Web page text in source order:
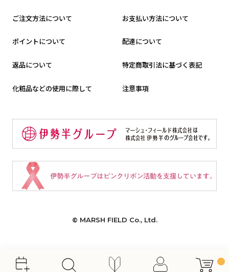
ご注文方法について お支払い方法について
ポイントについて 配達について
返品について 特定商取引法に基づく表記
化粧品などの使用に際して 注意事項
© MARSH FIELD Co., Ltd.